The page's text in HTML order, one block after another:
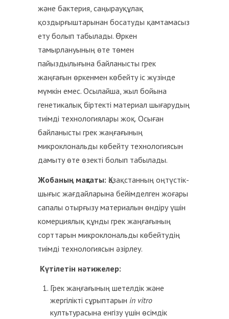
және бактерия, саңырауқұлақ
қоздырғыштарынан босатуды қамтамасыз
ету болып табылады. Өркен
тамырлануының өте төмен
пайыздылығына байланысты грек
жаңғағын өркенмен көбейту іс жүзінде
мүмкін емес. Осылайша, жыл бойына
генетикалық біртекті материал шығарудың
тиімді технологиялары жоқ. Осыған
байланысты грек жаңғағының
микроклональды көбейту технологиясын
дамыту өте өзекті болып табылады.
Жобаның мақсаты: Қазақстанның оңтүстік-
шығыс жағдайларына бейімделген жоғары
сапалы отырғызу материалын өндіру үшін
комерциялық құнды грек жаңғағының
сорттарын микроклональды көбейтудің
тиімді технологиясын әзірлеу.
Күтілетін нәтижелер:
Грек жаңғағының шетелдік және
жергілікті сұрыптарын in vitro
култьтурасына енгізу үшін өсімдік